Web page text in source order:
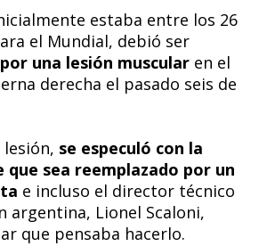
estaba entre los 26
el Mundial, debió ser
una lesión muscular en el
derecha el pasado seis de
se especuló con la
que sea reemplazado por un
e incluso el director técnico
argentina, Lionel Scaloni,
que pensaba hacerlo.